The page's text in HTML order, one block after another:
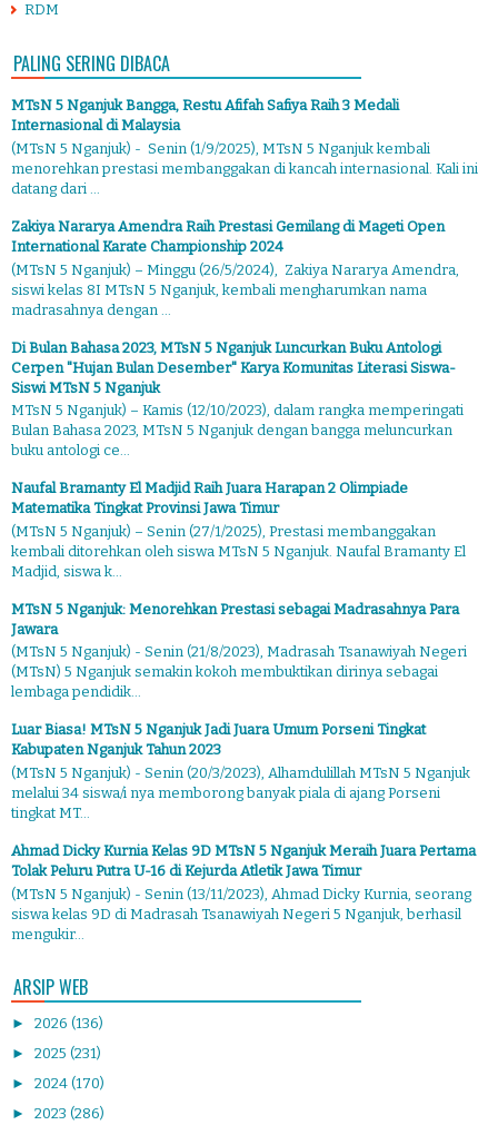
RDM
PALING SERING DIBACA
MTsN 5 Nganjuk Bangga, Restu Afifah Safiya Raih 3 Medali
Internasional di Malaysia
(MTsN 5 Nganjuk) - Senin (1/9/2025), MTsN 5 Nganjuk kembali
menorehkan prestasi membanggakan di kancah internasional. Kali ini
datang dari ...
Zakiya Nararya Amendra Raih Prestasi Gemilang di Mageti Open
International Karate Championship 2024
(MTsN 5 Nganjuk) – Minggu (26/5/2024), Zakiya Nararya Amendra,
siswi kelas 8I MTsN 5 Nganjuk, kembali mengharumkan nama
madrasahnya dengan ...
Di Bulan Bahasa 2023, MTsN 5 Nganjuk Luncurkan Buku Antologi
Cerpen "Hujan Bulan Desember" Karya Komunitas Literasi Siswa-
Siswi MTsN 5 Nganjuk
MTsN 5 Nganjuk) – Kamis (12/10/2023), dalam rangka memperingati
Bulan Bahasa 2023, MTsN 5 Nganjuk dengan bangga meluncurkan
buku antologi ce...
Naufal Bramanty El Madjid Raih Juara Harapan 2 Olimpiade
Matematika Tingkat Provinsi Jawa Timur
(MTsN 5 Nganjuk) – Senin (27/1/2025), Prestasi membanggakan
kembali ditorehkan oleh siswa MTsN 5 Nganjuk. Naufal Bramanty El
Madjid, siswa k...
MTsN 5 Nganjuk: Menorehkan Prestasi sebagai Madrasahnya Para
Jawara
(MTsN 5 Nganjuk) - Senin (21/8/2023), Madrasah Tsanawiyah Negeri
(MTsN) 5 Nganjuk semakin kokoh membuktikan dirinya sebagai
lembaga pendidik...
Luar Biasa! MTsN 5 Nganjuk Jadi Juara Umum Porseni Tingkat
Kabupaten Nganjuk Tahun 2023
(MTsN 5 Nganjuk) - Senin (20/3/2023), Alhamdulillah MTsN 5 Nganjuk
melalui 34 siswa/i nya memborong banyak piala di ajang Porseni
tingkat MT...
Ahmad Dicky Kurnia Kelas 9D MTsN 5 Nganjuk Meraih Juara Pertama
Tolak Peluru Putra U-16 di Kejurda Atletik Jawa Timur
(MTsN 5 Nganjuk) - Senin (13/11/2023), Ahmad Dicky Kurnia, seorang
siswa kelas 9D di Madrasah Tsanawiyah Negeri 5 Nganjuk, berhasil
mengukir...
ARSIP WEB
► 2026 (136)
► 2025 (231)
► 2024 (170)
► 2023 (286)